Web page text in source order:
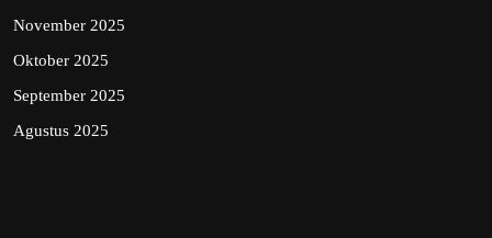
November 2025
Oktober 2025
September 2025
Agustus 2025